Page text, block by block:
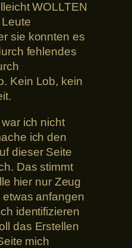
WOLLTEN
sie konnten es
fehlendes
Kein Lob, kein
ich nicht
ich den
dieser Seite
Das stimmt
hier nur Zeug
anfangen
identifizieren
das Erstellen
mich